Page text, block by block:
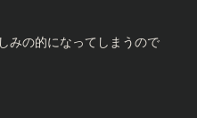
みの的になってしまうので